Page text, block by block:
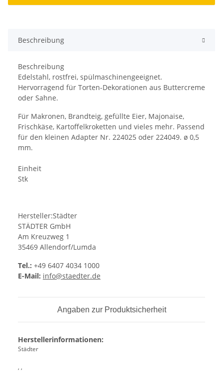
Beschreibung
Beschreibung
Edelstahl, rostfrei, spülmaschinengeeignet.
Hervorragend für Torten-Dekorationen aus Buttercreme
oder Sahne.
Für Makronen, Brandteig, gefüllte Eier, Majonaise,
Frischkäse, Kartoffelkroketten und vieles mehr. Passend
für den kleinen Adapter Nr. 224025 oder 224049. ø 0,5
mm.
Einheit
Stk
Hersteller:Städter
STÄDTER GmbH
Am Kreuzweg 1
35469 Allendorf/Lumda
Tel.: +49 6407 4034 1000
E-Mail: info@staedter.de
Angaben zur Produktsicherheit
Herstellerinformationen:
Städter
, ,